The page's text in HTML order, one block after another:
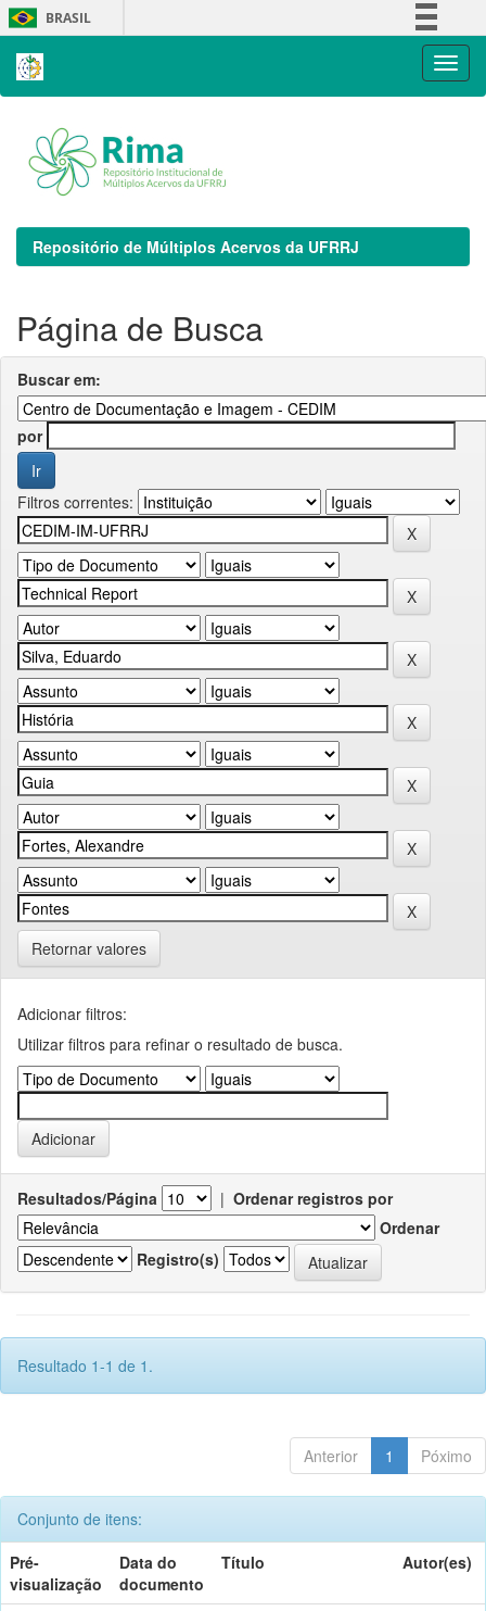
Skip
navigation
BRASIL
Repositório de Múltiplos Acervos da UFRRJ
Página de Busca
Buscar em:
por
Filtros correntes:
Retornar valores
Adicionar filtros:
Utilizar filtros para refinar o resultado de busca.
Resultados/Página | Ordenar registros por
Ordenar
Registro(s)
Resultado 1-1 de 1.
Anterior 1 Póximo
Conjunto de itens:
Pré-
visualização
Data do
documento
Título Autor(es)